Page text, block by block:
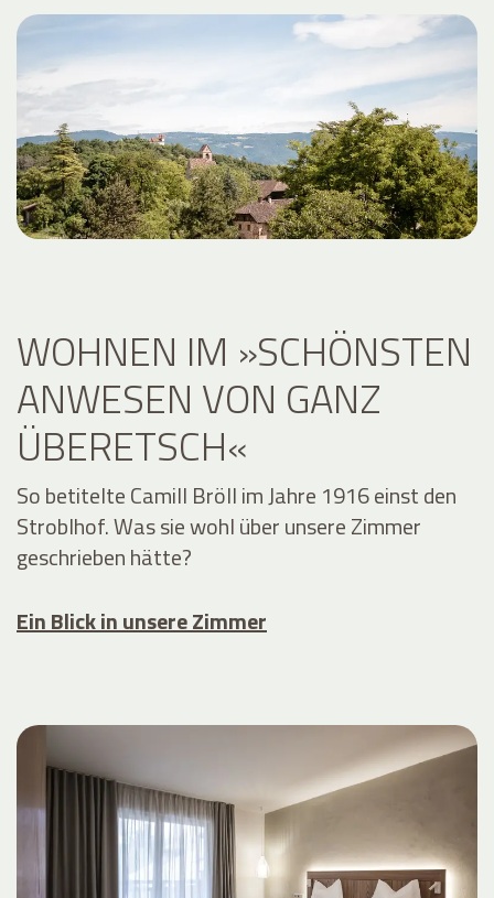
WOHNEN IM »SCHÖNSTEN
ANWESEN VON GANZ
ÜBERETSCH«
So betitelte Camill Bröll im Jahre 1916 einst den
Stroblhof. Was sie wohl über unsere Zimmer
geschrieben hätte?
Ein Blick in unsere Zimmer